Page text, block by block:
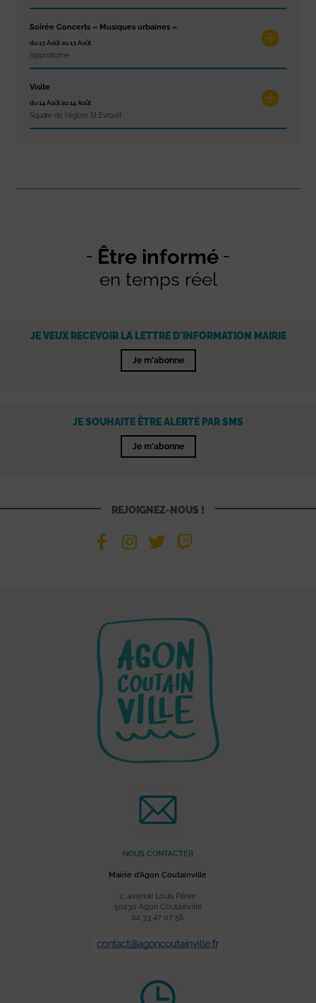
Soirée Concerts « Musiques urbaines »
du 13 Août au 13 Août
hippodrome
Visite
du 14 Août au 14 Août
Square de l'église St Evroult
Être informé
en temps réel
JE VEUX RECEVOIR LA LETTRE D'INFORMATION MAIRIE
Je m'abonne
JE SOUHAITE ÊTRE ALERTÉ PAR SMS
Je m'abonne
REJOIGNEZ-NOUS !
NOUS CONTACTER
Mairie d’Agon Coutainville
2, avenue Louis Périer
50230 Agon Coutainville
02 33 47 07 56